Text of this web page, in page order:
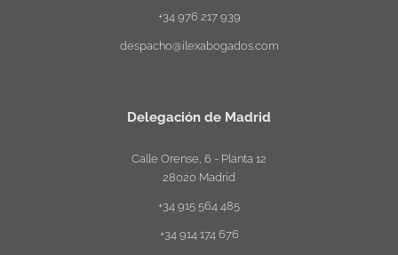
+34 976 217 939
despacho@ilexabogados.com
Delegación de Madrid
Calle Orense, 6 - Planta 12
28020 Madrid
+34 915 564 485
+34 914 174 676